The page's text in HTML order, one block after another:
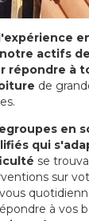
actifs
répondre à
de
en
qui
se
sur
à vos